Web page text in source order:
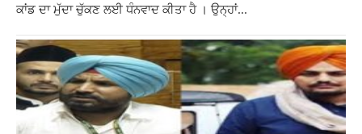
ਕਾਂਡ ਦਾ ਮੁੱਦਾ ਚੁੱਕਣ ਲਈ ਧੰਨਵਾਦ ਕੀਤਾ ਹੈ । ਉਨ੍ਹਾਂ...